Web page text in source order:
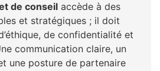
de conseil accède à des
et stratégiques ; il doit
de confidentialité et
communication claire, un
une posture de partenaire